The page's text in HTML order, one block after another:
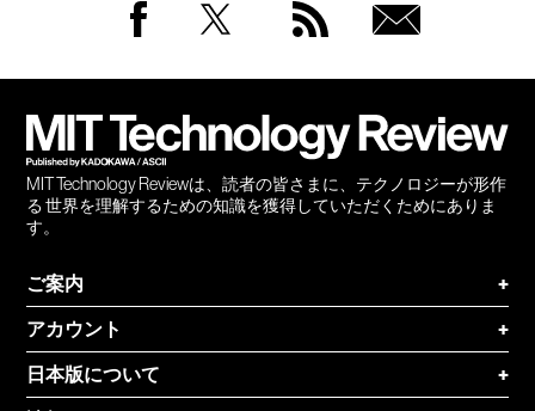
MIT Technology Reviewは、読者の皆さまに、テクノロジーが形作
る 世界を理解するための知識を獲得していただくためにありま
す。
ご案内
+
アカウント
+
日本版について
+